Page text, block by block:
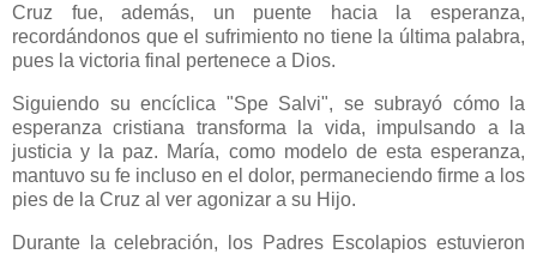
Cruz fue, además, un puente hacia la esperanza,
recordándonos que el sufrimiento no tiene la última palabra,
pues la victoria final pertenece a Dios.
Siguiendo su encíclica "Spe Salvi", se subrayó cómo la
esperanza cristiana transforma la vida, impulsando a la
justicia y la paz. María, como modelo de esta esperanza,
mantuvo su fe incluso en el dolor, permaneciendo firme a los
pies de la Cruz al ver agonizar a su Hijo.
Durante la celebración, los Padres Escolapios estuvieron